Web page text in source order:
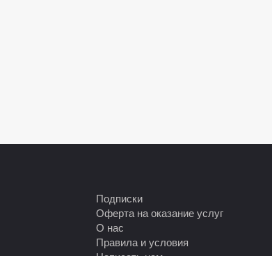
Подписки
Оферта на оказание услуг
О нас
Правила и условия